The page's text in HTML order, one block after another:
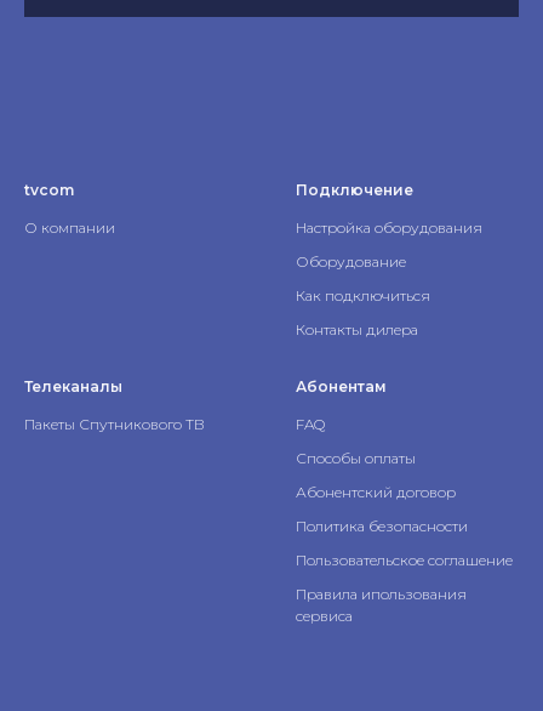
tvcom
О компании
Подключение
Настройка оборудования
Оборудование
Как подключиться
Контакты дилера
Телеканалы
Пакеты Спутникового ТВ
Абонентам
FAQ
Способы оплаты
Абонентский договор
Политика безопасности
Пользовательское соглашение
Правила ипользования
сервиса